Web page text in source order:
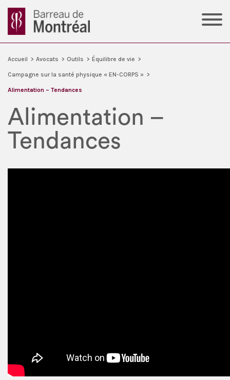
Accueil > Avocats > Outils > Équilibre de vie >
Campagne sur la santé physique « EN-CORPS » >
Alimentation – Tendances
Alimentation –
Tendances